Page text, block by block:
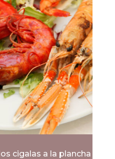
cigalas a la plancha